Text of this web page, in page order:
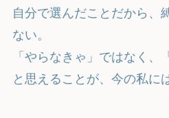
自分で選んだことだから、
ない。
「やらなきゃ」ではなく、
と思えることが、今の私に